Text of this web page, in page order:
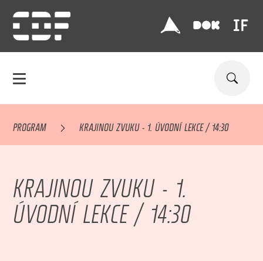
PROGRAM KRAJINOU ZVUKU - 1. ÚVODNÍ LEKCE / 14:30
KRAJINOU ZVUKU - 1.
ÚVODNÍ LEKCE / 14:30